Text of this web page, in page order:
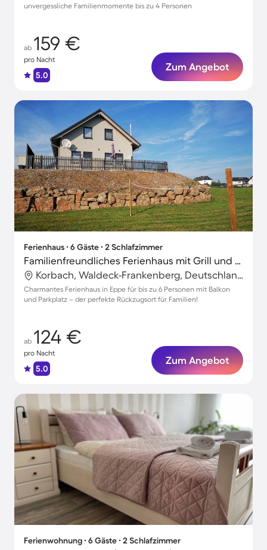
unvergessliche Familienmomente bis zu 4 Personen
ab 159 €
pro Nacht
5.0
Zum Angebot
Ferienhaus ∙ 6 Gäste ∙ 2 Schlafzimmer
Familienfreundliches Ferienhaus mit Grill und Terrasse
Korbach, Waldeck-Frankenberg, Deutschland
Charmantes Ferienhaus in Eppe für bis zu 6 Personen mit Balkon
und Parkplatz – der perfekte Rückzugsort für Familien!
ab 124 €
pro Nacht
5.0
Zum Angebot
Ferienwohnung ∙ 6 Gäste ∙ 2 Schlafzimmer